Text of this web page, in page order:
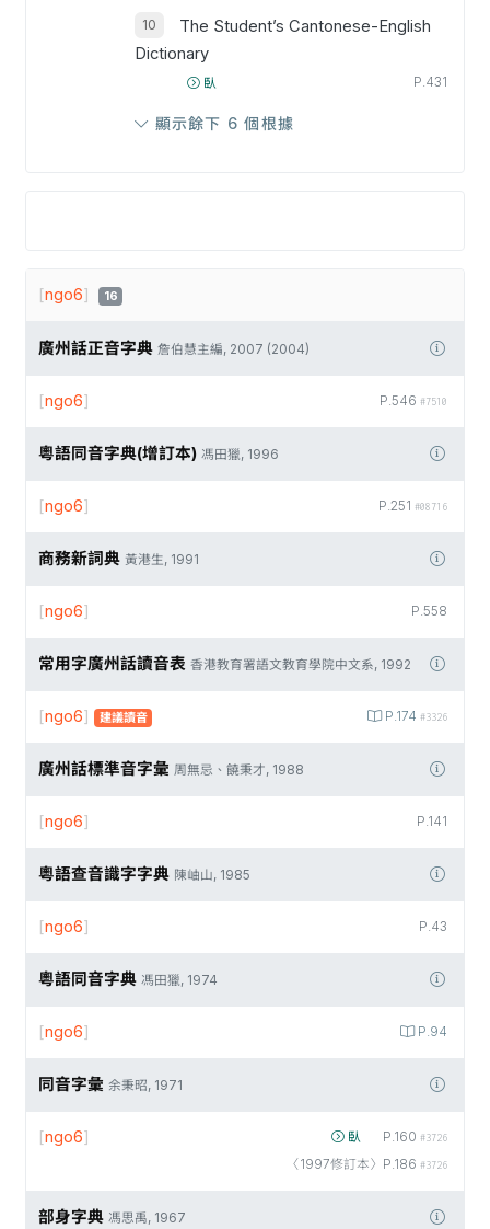
The Student’s Cantonese-English
Dictionary
臥 P.431
顯示餘下 6 個根據
[ngo6] 16
廣州話正音字典 詹伯慧主編, 2007 (2004)
P.546 #7510
[ngo6]
粵語同音字典(增訂本) 馮田獵, 1996
P.251 #08716
[ngo6]
商務新詞典 黃港生, 1991
P.558
[ngo6]
常用字廣州話讀音表 香港教育署語文教育學院中文系, 1992
P.174 #3326
[ngo6] 建議讀音
廣州話標準音字彙 周無忌、饒秉才, 1988
P.141
[ngo6]
粵語查音識字字典 陳岫山, 1985
P.43
[ngo6]
粵語同音字典 馮田獵, 1974
P.94
[ngo6]
同音字彙 余秉昭, 1971
臥 P.160 #3726
〈1997修訂本〉P.186 #3726
[ngo6]
部身字典 馮思禹, 1967